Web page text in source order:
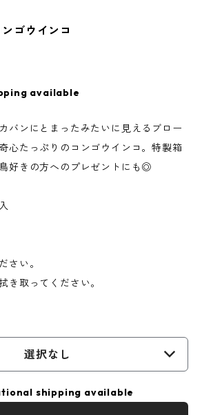
ゴウインコ
available
バンにとまったみたいに見えるブロー
心たっぷりのコンゴウインコ。特製箱
好きの方へのプレゼントにも◎
さい。
き取ってください。
選択なし
shipping available